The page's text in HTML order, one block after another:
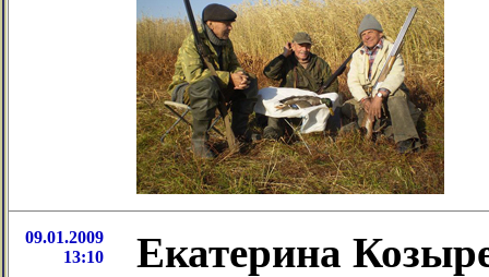
09.01.2009
13:10
Екатерина